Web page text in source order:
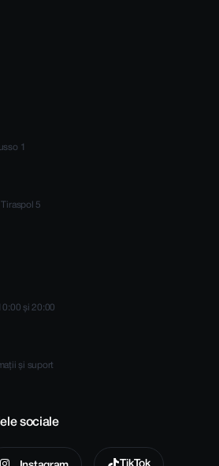
1
5
și 20:00
și suport
sociale